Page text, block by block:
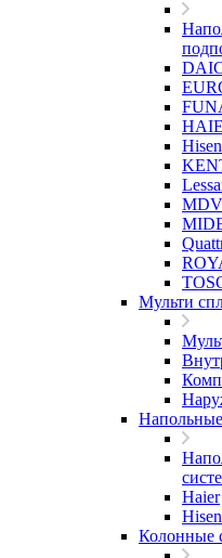
MDV
Мульти
Haier
Колонные